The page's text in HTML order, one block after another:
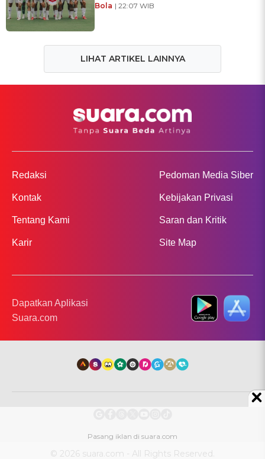
Bola | 22:07 WIB
LIHAT ARTIKEL LAINNYA
Redaksi
Kontak
Tentang Kami
Karir
Pedoman Media Siber
Kebijakan Privasi
Saran dan Kritik
Site Map
Dapatkan Aplikasi
Suara.com
© 2026 suara.com - All Rights Reserved.